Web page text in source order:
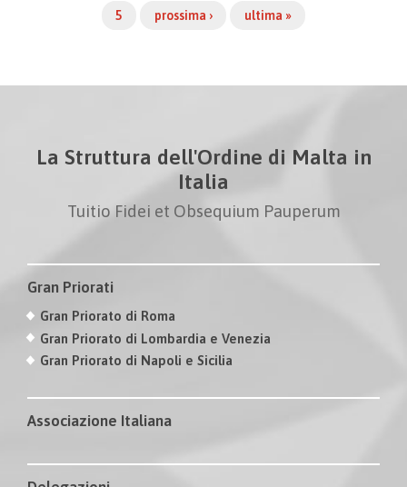
5 prossima › ultima »
La Struttura dell'Ordine di Malta in
Italia
Tuitio Fidei et Obsequium Pauperum
Gran Priorati
Gran Priorato di Roma
Gran Priorato di Lombardia e Venezia
Gran Priorato di Napoli e Sicilia
Associazione Italiana